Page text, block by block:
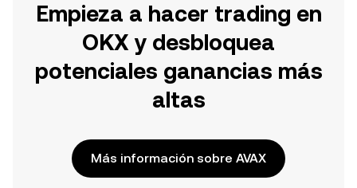
Empieza a hacer trading en
OKX y desbloquea
potenciales ganancias más
altas
Más información sobre AVAX